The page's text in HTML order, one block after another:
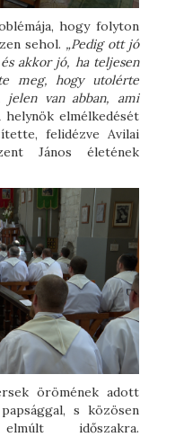
hogy folyton
sehol. „Pedig ott jó
akkor jó, ha teljesen
meg, hogy utolérte
jelen van abban, ami
helynök elmélkedését
felidézve Avilai
János életének
örömének adott
s közösen
időszakra.